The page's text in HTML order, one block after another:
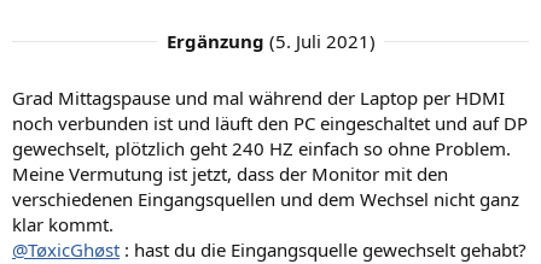
Ergänzung (5. Juli 2021)
Grad Mittagspause und mal während der Laptop per HDMI
noch verbunden ist und läuft den PC eingeschaltet und auf DP
gewechselt, plötzlich geht 240 HZ einfach so ohne Problem.
Meine Vermutung ist jetzt, dass der Monitor mit den
verschiedenen Eingangsquellen und dem Wechsel nicht ganz
klar kommt.
@TøxicGhøst : hast du die Eingangsquelle gewechselt gehabt?